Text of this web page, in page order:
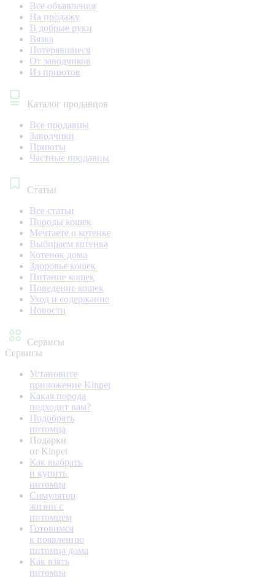
Все объявления
На продажу
В добрые руки
Вязка
Потерявшиеся
От заводчиков
Из приютов
Каталог продавцов
Все продавцы
Заводчики
Приюты
Частные продавцы
Статьи
Все статьи
Породы кошек
Мечтаете о котенке
Выбираем котенка
Котенок дома
Здоровье кошек
Питание кошек
Поведение кошек
Уход и содержание
Новости
Сервисы
Сервисы
Установите
приложение Kinpet
Какая порода
подходит вам?
Подобрать
питомца
Подарки
от Kinpet
Как выбрать
и купить
питомца
Симулятор
жизни с
питомцем
Готовимся
к появлению
питомца дома
Как взять
питомца